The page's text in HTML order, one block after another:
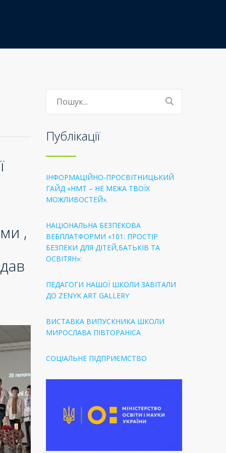
,
Публікації
ІНФОРМАЦІЙНО-ПРОСВІТНИЦЬКИЙ
ГАЙД «НМТ – НЕ МЕЖА ТВОЇХ
МОЖЛИВОСТЕЙ».
НАЦІОНАЛЬНА БЕЗПЕКОВА
ВЕБПЛАТФОРМИ «101: ПРОСТІР
БЕЗПЕКИ ДЛЯ ДІТЕЙ,БАТЬКІВ ТА
ОСВІТЯН»:
ПЕДАГОГИ НАШОЇ ШКОЛИ ЗАВІТАЛИ
ДО ZENYK ART GALLERY
ВИСТАВКА ВИПУСКНИКА ШКОЛИ
МИРОСЛАВА ПІВТОРАНІСА
СОЦІАЛЬНЕ ПІДПРИЄМСТВО